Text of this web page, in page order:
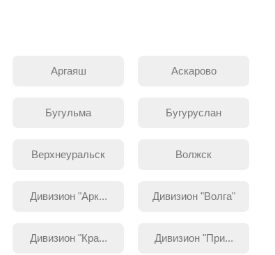
Аргаяш Аскарово
Бугульма Бугуруслан
Верхнеуральск Волжск
Дивизион "Арк... Дивизион "Волга"
Дивизион "Кра... Дивизион "При...